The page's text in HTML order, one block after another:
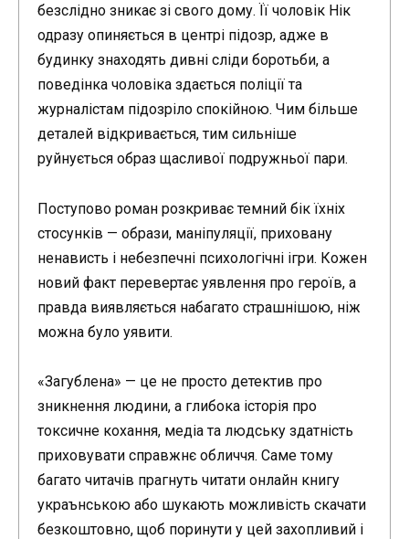
безслідно зникає зі свого дому. Її чоловік Нік
одразу опиняється в центрі підозр, адже в
будинку знаходять дивні сліди боротьби, а
поведінка чоловіка здається поліції та
журналістам підозріло спокійною. Чим більше
деталей відкривається, тим сильніше
руйнується образ щасливої подружньої пари.
Поступово роман розкриває темний бік їхніх
стосунків — образи, маніпуляції, приховану
ненависть і небезпечні психологічні ігри. Кожен
новий факт перевертає уявлення про героїв, а
правда виявляється набагато страшнішою, ніж
можна було уявити.
«Загублена» — це не просто детектив про
зникнення людини, а глибока історія про
токсичне кохання, медіа та людську здатність
приховувати справжнє обличчя. Саме тому
багато читачів прагнуть читати онлайн книгу
украънською або шукають можливість скачати
безкоштовно, щоб поринути у цей захопливий і